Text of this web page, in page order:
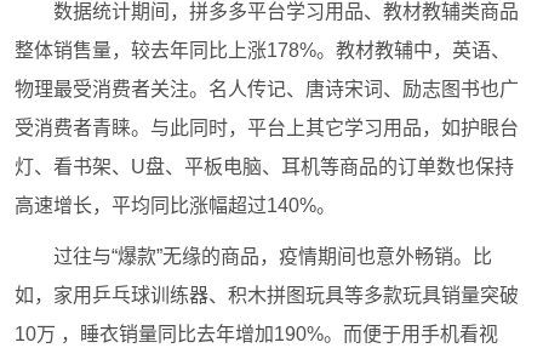
数据统计期间，拼多多平台学习用品、教材教辅类商品
整体销售量，较去年同比上涨178%。教材教辅中，英语、
物理最受消费者关注。名人传记、唐诗宋词、励志图书也广
受消费者青睐。与此同时，平台上其它学习用品，如护眼台
灯、看书架、U盘、平板电脑、耳机等商品的订单数也保持
高速增长，平均同比涨幅超过140%。
过往与“爆款”无缘的商品，疫情期间也意外畅销。比
如，家用乒乓球训练器、积木拼图玩具等多款玩具销量突破
10万 ，睡衣销量同比去年增加190%。而便于用手机看视